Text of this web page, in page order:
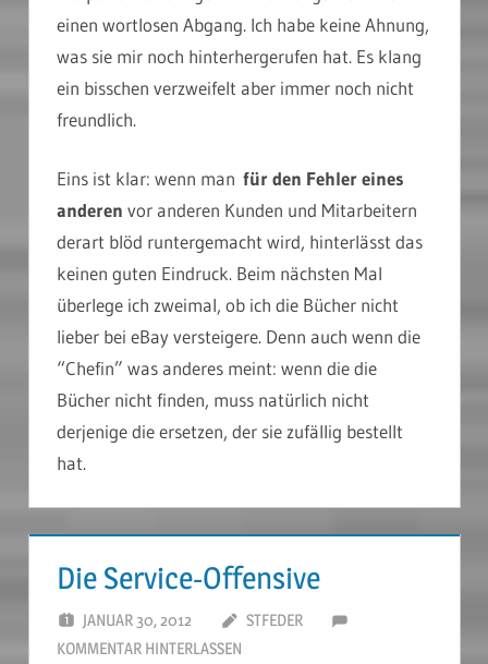
einen wortlosen Abgang. Ich habe keine Ahnung,
was sie mir noch hinterhergerufen hat. Es klang
ein bisschen verzweifelt aber immer noch nicht
freundlich.
Eins ist klar: wenn man für den Fehler eines
anderen vor anderen Kunden und Mitarbeitern
derart blöd runtergemacht wird, hinterlässt das
keinen guten Eindruck. Beim nächsten Mal
überlege ich zweimal, ob ich die Bücher nicht
lieber bei eBay versteigere. Denn auch wenn die
“Chefin” was anderes meint: wenn die die
Bücher nicht finden, muss natürlich nicht
derjenige die ersetzen, der sie zufällig bestellt
hat.
Die Service-Offensive
JANUAR 30, 2012
STFEDER
KOMMENTAR HINTERLASSEN